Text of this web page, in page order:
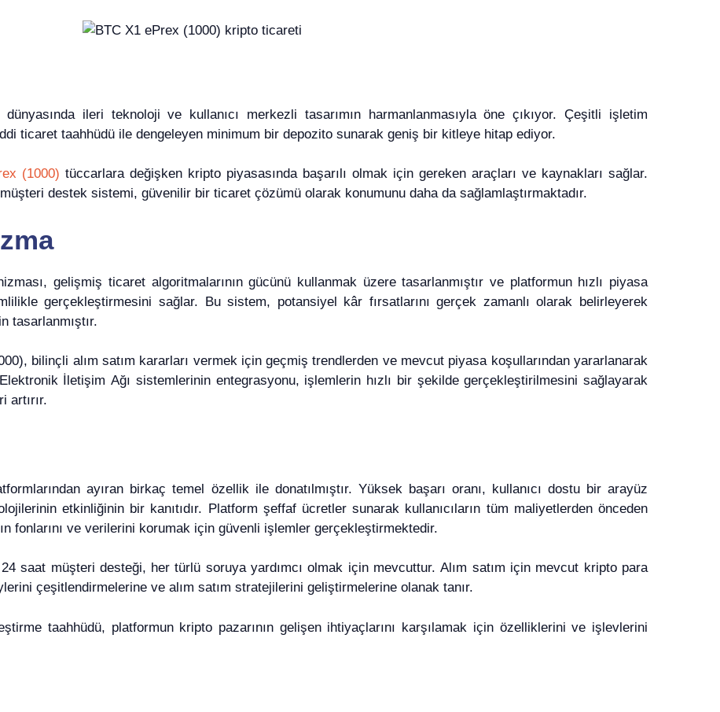
ileri teknoloji ve kullanıcı merkezli tasarımın harmanlanmasıyla öne çıkıyor. Çeşitli işletim
ticaret taahhüdü ile dengeleyen minimum bir depozito sunarak geniş bir kitleye hitap ediyor.
(1000) tüccarlara değişken kripto piyasasında başarılı olmak için gereken araçları ve kaynakları sağlar.
destek sistemi, güvenilir bir ticaret çözümü olarak konumunu daha da sağlamlaştırmaktadır.
gelişmiş ticaret algoritmalarının gücünü kullanmak üzere tasarlanmıştır ve platformun hızlı piyasa
gerçekleştirmesini sağlar. Bu sistem, potansiyel kâr fırsatlarını gerçek zamanlı olarak belirleyerek
tasarlanmıştır.
bilinçli alım satım kararları vermek için geçmiş trendlerden ve mevcut piyasa koşullarından yararlanarak
İletişim Ağı sistemlerinin entegrasyonu, işlemlerin hızlı bir şekilde gerçekleştirilmesini sağlayarak
artırır.
ayıran birkaç temel özellik ile donatılmıştır. Yüksek başarı oranı, kullanıcı dostu bir arayüz
etkinliğinin bir kanıtıdır. Platform şeffaf ücretler sunarak kullanıcıların tüm maliyetlerden önceden
fonlarını ve verilerini korumak için güvenli işlemler gerçekleştirmektedir.
saat müşteri desteği, her türlü soruya yardımcı olmak için mevcuttur. Alım satım için mevcut kripto para
çeşitlendirmelerine ve alım satım stratejilerini geliştirmelerine olanak tanır.
taahhüdü, platformun kripto pazarının gelişen ihtiyaçlarını karşılamak için özelliklerini ve işlevlerini